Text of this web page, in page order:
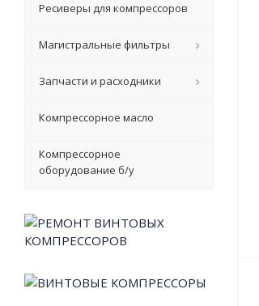
Ресиверы для компрессоров
Магистральные фильтры
Запчасти и расходники
Компрессорное масло
Компрессорное
оборудование б/у